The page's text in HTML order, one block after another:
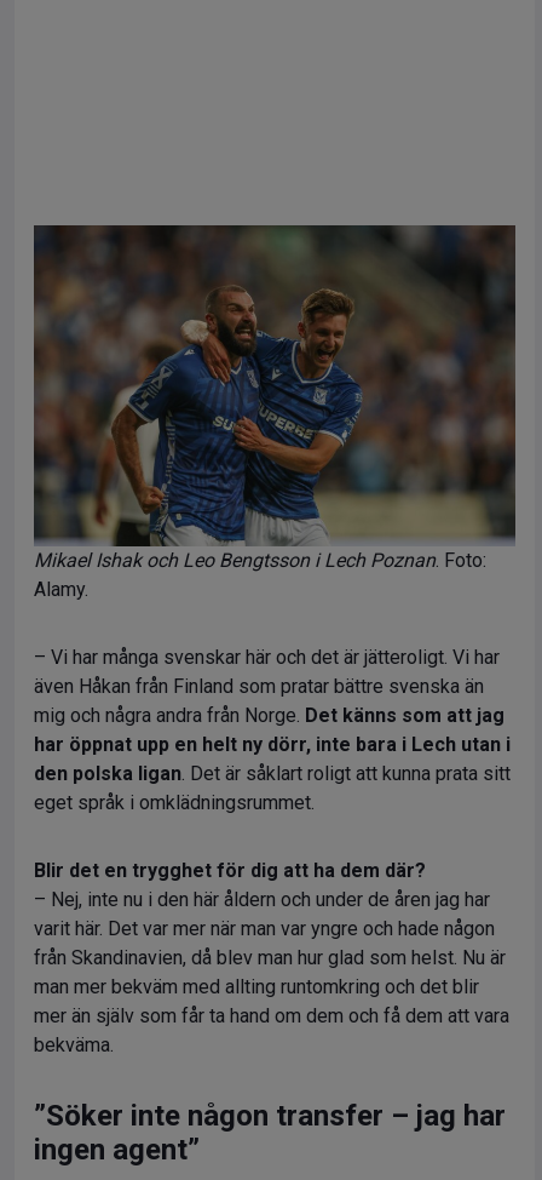
Mikael Ishak och Leo Bengtsson i Lech Poznan. Foto:
Alamy.
– Vi har många svenskar här och det är jätteroligt. Vi har
även Håkan från Finland som pratar bättre svenska än
mig och några andra från Norge. Det känns som att jag
har öppnat upp en helt ny dörr, inte bara i Lech utan i
den polska ligan. Det är såklart roligt att kunna prata sitt
eget språk i omklädningsrummet.
Blir det en trygghet för dig att ha dem där?
– Nej, inte nu i den här åldern och under de åren jag har
varit här. Det var mer när man var yngre och hade någon
från Skandinavien, då blev man hur glad som helst. Nu är
man mer bekväm med allting runtomkring och det blir
mer än själv som får ta hand om dem och få dem att vara
bekväma.
”Söker inte någon transfer – jag har
ingen agent”